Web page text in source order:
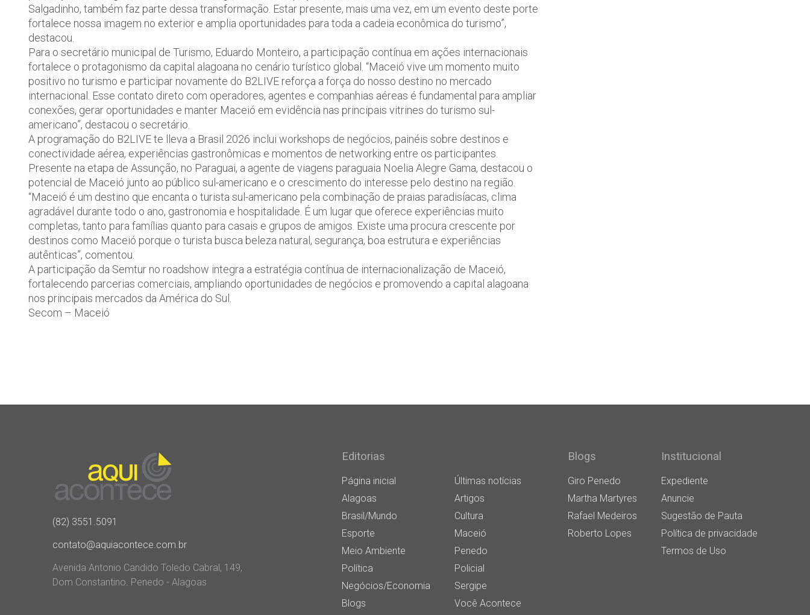
Salgadinho, também faz parte dessa transformação. Estar presente, mais uma vez, em um evento deste porte
fortalece nossa imagem no exterior e amplia oportunidades para toda a cadeia econômica do turismo”,
destacou.
Para o secretário municipal de Turismo, Eduardo Monteiro, a participação contínua em ações internacionais
fortalece o protagonismo da capital alagoana no cenário turístico global. “Maceió vive um momento muito
positivo no turismo e participar novamente do B2LIVE reforça a força do nosso destino no mercado
internacional. Esse contato direto com operadores, agentes e companhias aéreas é fundamental para ampliar
conexões, gerar oportunidades e manter Maceió em evidência nas principais vitrines do turismo sul-
americano”, destacou o secretário.
A programação do B2LIVE te lleva a Brasil 2026 inclui workshops de negócios, painéis sobre destinos e
conectividade aérea, experiências gastronômicas e momentos de networking entre os participantes.
Presente na etapa de Assunção, no Paraguai, a agente de viagens paraguaia Noelia Alegre Gama, destacou o
potencial de Maceió junto ao público sul-americano e o crescimento do interesse pelo destino na região.
“Maceió é um destino que encanta o turista sul-americano pela combinação de praias paradisíacas, clima
agradável durante todo o ano, gastronomia e hospitalidade. É um lugar que oferece experiências muito
completas, tanto para famílias quanto para casais e grupos de amigos. Existe uma procura crescente por
destinos como Maceió porque o turista busca beleza natural, segurança, boa estrutura e experiências
autênticas”, comentou.
A participação da Semtur no roadshow integra a estratégia contínua de internacionalização de Maceió,
fortalecendo parcerias comerciais, ampliando oportunidades de negócios e promovendo a capital alagoana
nos principais mercados da América do Sul.
Secom – Maceió
(82) 3551.5091
contato@aquiacontece.com.br
Avenida Antonio Candido Toledo Cabral, 149,
Dom Constantino. Penedo - Alagoas
Editorias
Página inicial
Últimas notícias
Alagoas
Artigos
Brasil/Mundo
Cultura
Esporte
Maceió
Meio Ambiente
Penedo
Política
Policial
Negócios/Economia
Sergipe
Blogs
Você Acontece
Blogs
Giro Penedo
Martha Martyres
Rafael Medeiros
Roberto Lopes
Institucional
Expediente
Anuncie
Sugestão de Pauta
Política de privacidade
Termos de Uso